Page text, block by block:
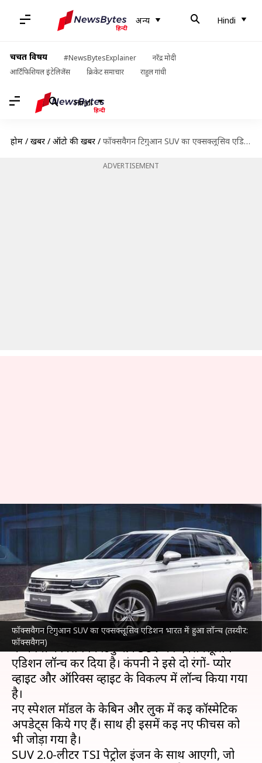
अन्य Hindi
चर्चित विषय #NewsBytesExplainer
नरेंद्र मोदी
आर्टिफिशियल इंटेलिजेंस
क्रिकेट समाचार राहुल गांधी
Hindi
होम / खबरें / ऑटो की खबरें / फॉक्सवैगन टिगुआन SUV का एक्सक्लूसिव एडिशन हुआ लॉन्च, कीमत 33.5 लाख रुपये
ADVERTISEMENT
फॉक्सवैगन टिगुआन SUV का एक्सक्लूसिव एडिशन भारत में हुआ लॉन्च (तस्वीर:
फॉक्सवैगन)
फॉक्सवैगन टिगुआन SUV का
एक्सक्लूसिव एडिशन हुआ लॉन्च,
कीमत 33.5 लाख रुपये
अविनाश Dec 05, 2022 06:16 pm
क्या है खबर?
जर्मनी की दिग्गज कार निर्माता कंपनीफॉक्सवैगनने भारत
में अपनी फॉक्सवैगन टिगुआन SUV का एक्सक्लूसिव
एडिशन लॉन्च कर दिया है। कंपनी ने इसे दो रंगों- प्योर
व्हाइट और ऑरिक्स व्हाइट के विकल्प में लॉन्च किया गया
है।
नए स्पेशल मॉडल के केबिन और लुक में कई कॉस्मेटिक
अपडेट्स किये गए हैं। साथ ही इसमें कई नए फीचर्स को
भी जोड़ा गया है।
SUV 2.0-लीटर TSI पेट्रोल इंजन के साथ आएगी, जो